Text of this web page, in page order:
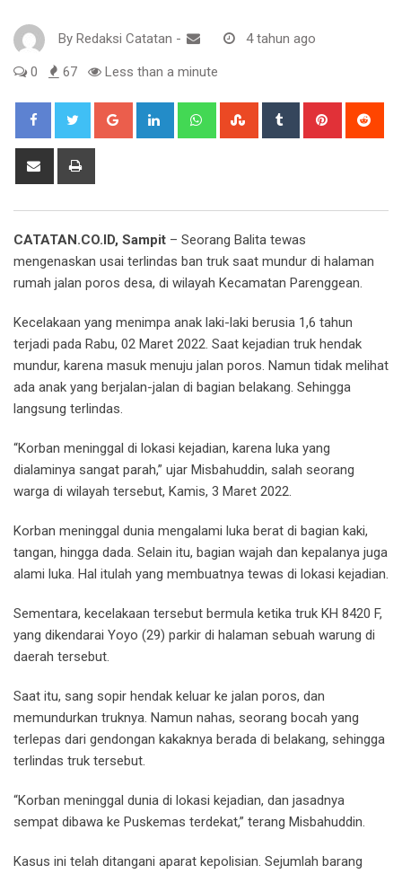
By Redaksi Catatan - 4 tahun ago
0 67 Less than a minute
Google+ LinkedIn WhatsappStumbleUpon
Tumblr Pinterest
Share
CATATAN.CO.ID, Sampit – Seorang Balita tewas
mengenaskan usai terlindas ban truk saat mundur di halaman
rumah jalan poros desa, di wilayah Kecamatan Parenggean.
Kecelakaan yang menimpa anak laki-laki berusia 1,6 tahun
terjadi pada Rabu, 02 Maret 2022. Saat kejadian truk hendak
mundur, karena masuk menuju jalan poros. Namun tidak melihat
ada anak yang berjalan-jalan di bagian belakang. Sehingga
langsung terlindas.
“Korban meninggal di lokasi kejadian, karena luka yang
dialaminya sangat parah,” ujar Misbahuddin, salah seorang
warga di wilayah tersebut, Kamis, 3 Maret 2022.
Korban meninggal dunia mengalami luka berat di bagian kaki,
tangan, hingga dada. Selain itu, bagian wajah dan kepalanya juga
alami luka. Hal itulah yang membuatnya tewas di lokasi kejadian.
Sementara, kecelakaan tersebut bermula ketika truk KH 8420 F,
yang dikendarai Yoyo (29) parkir di halaman sebuah warung di
daerah tersebut.
Saat itu, sang sopir hendak keluar ke jalan poros, dan
memundurkan truknya. Namun nahas, seorang bocah yang
terlepas dari gendongan kakaknya berada di belakang, sehingga
terlindas truk tersebut.
“Korban meninggal dunia di lokasi kejadian, dan jasadnya
sempat dibawa ke Puskemas terdekat,” terang Misbahuddin.
Kasus ini telah ditangani aparat kepolisian. Sejumlah barang